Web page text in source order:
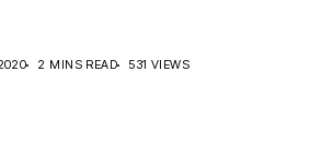
2 MINS READ 531 VIEWS